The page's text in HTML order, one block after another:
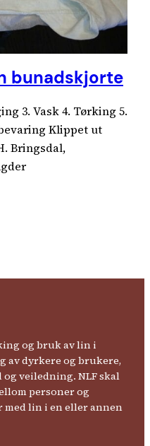
bunadskjorte
3. Vask 4. Tørking 5.
Klippet ut
Bringsdal,
og bruk av lin i
av dyrkere og brukere,
veiledning. NLF skal
personer og
med lin i en eller annen